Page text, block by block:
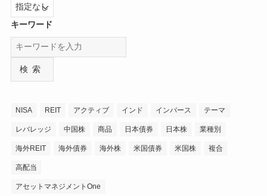
キーワード
検索
NISA REIT アクティブ インド インバース テーマ
レバレッジ 中国株 商品 日本債券 日本株 業種別
海外REIT 海外債券 海外株 米国債券 米国株 複合
高配当
アセットマネジメントOne